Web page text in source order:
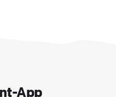
App